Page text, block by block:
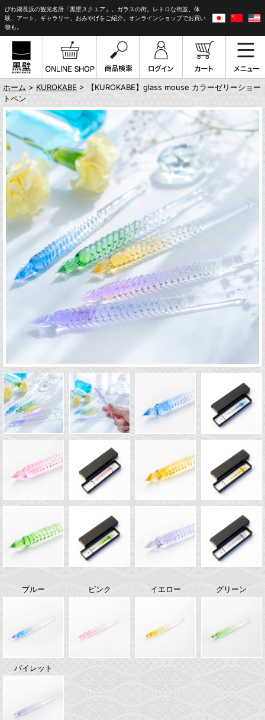
びわ湖長浜の観光名所「黒壁スクエア」。ガラスの街。レトロな街並、体
験、アート、ギャラリー、おみやげをご紹介。オンラインショップでお買い
物も。
ホーム > KUROKABE > 【KUROKABE】glass mouse カラーゼリーショー
トペン
ブルー ピンク イエロー グリーン
バイレット